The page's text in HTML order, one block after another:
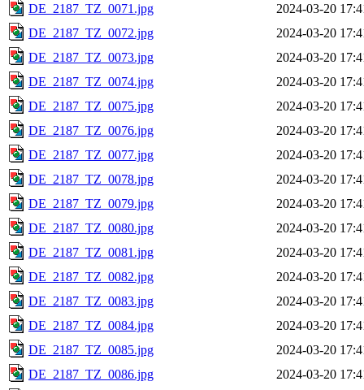
DE_2187_TZ_0071.jpg
2024-03-20
DE_2187_TZ_0072.jpg
2024-03-20
DE_2187_TZ_0073.jpg
2024-03-20
DE_2187_TZ_0074.jpg
2024-03-20
DE_2187_TZ_0075.jpg
2024-03-20
DE_2187_TZ_0076.jpg
2024-03-20
DE_2187_TZ_0077.jpg
2024-03-20
DE_2187_TZ_0078.jpg
2024-03-20
DE_2187_TZ_0079.jpg
2024-03-20
DE_2187_TZ_0080.jpg
2024-03-20
DE_2187_TZ_0081.jpg
2024-03-20
DE_2187_TZ_0082.jpg
2024-03-20
DE_2187_TZ_0083.jpg
2024-03-20
DE_2187_TZ_0084.jpg
2024-03-20
DE_2187_TZ_0085.jpg
2024-03-20
DE_2187_TZ_0086.jpg
2024-03-20